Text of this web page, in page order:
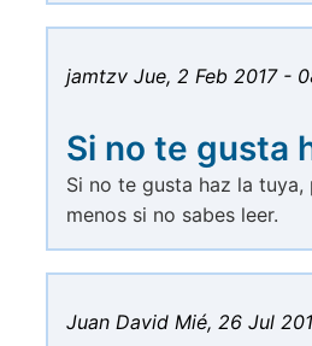
jamtzv Jue, 2 Feb 2017 -
Si no te gusta
Si no te gusta haz la
menos si no sabes leer.
Juan David Mié, 26 Jul